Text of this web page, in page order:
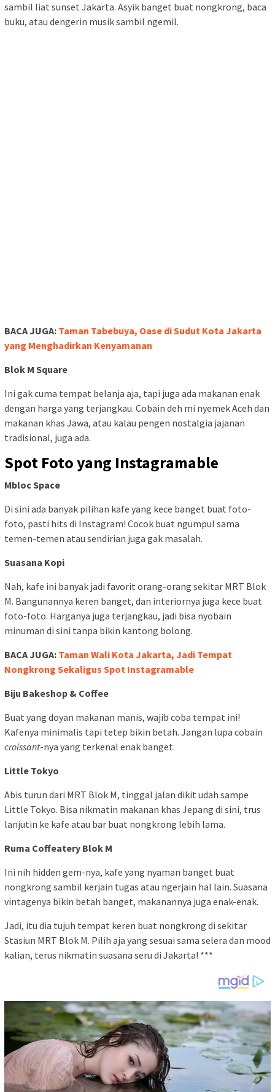
sambil liat sunset Jakarta. Asyik banget buat nongkrong, baca
buku, atau dengerin musik sambil ngemil.
BACA JUGA: Taman Tabebuya, Oase di Sudut Kota Jakarta
yang Menghadirkan Kenyamanan
Blok M Square
Ini gak cuma tempat belanja aja, tapi juga ada makanan enak
dengan harga yang terjangkau. Cobain deh mi nyemek Aceh dan
makanan khas Jawa, atau kalau pengen nostalgia jajanan
tradisional, juga ada.
Spot Foto yang Instagramable
Mbloc Space
Di sini ada banyak pilihan kafe yang kece banget buat foto-
foto, pasti hits di Instagram! Cocok buat ngumpul sama
temen-temen atau sendirian juga gak masalah.
Suasana Kopi
Nah, kafe ini banyak jadi favorit orang-orang sekitar MRT Blok
M. Bangunannya keren banget, dan interiornya juga kece buat
foto-foto. Harganya juga terjangkau, jadi bisa nyobain
minuman di sini tanpa bikin kantong bolong.
BACA JUGA: Taman Wali Kota Jakarta, Jadi Tempat
Nongkrong Sekaligus Spot Instagramable
Biju Bakeshop & Coffee
Buat yang doyan makanan manis, wajib coba tempat ini!
Kafenya minimalis tapi tetep bikin betah. Jangan lupa cobain
croissant-nya yang terkenal enak banget.
Little Tokyo
Abis turun dari MRT Blok M, tinggal jalan dikit udah sampe
Little Tokyo. Bisa nikmatin makanan khas Jepang di sini, trus
lanjutin ke kafe atau bar buat nongkrong lebih lama.
Ruma Coffeatery Blok M
Ini nih hidden gem-nya, kafe yang nyaman banget buat
nongkrong sambil kerjain tugas atau ngerjain hal lain. Suasana
vintagenya bikin betah banget, makanannya juga enak-enak.
Jadi, itu dia tujuh tempat keren buat nongkrong di sekitar
Stasiun MRT Blok M. Pilih aja yang sesuai sama selera dan mood
kalian, terus nikmatin suasana seru di Jakarta! ***